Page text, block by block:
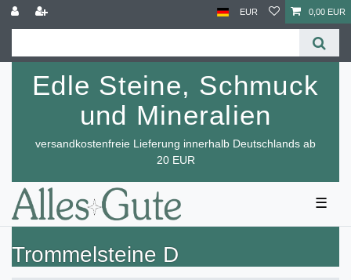
EUR 0,00 EUR
Edle Steine, Schmuck
und Mineralien
versandkostenfreie Lieferung innerhalb Deutschlands ab
20 EUR
☰
Trommelsteine D